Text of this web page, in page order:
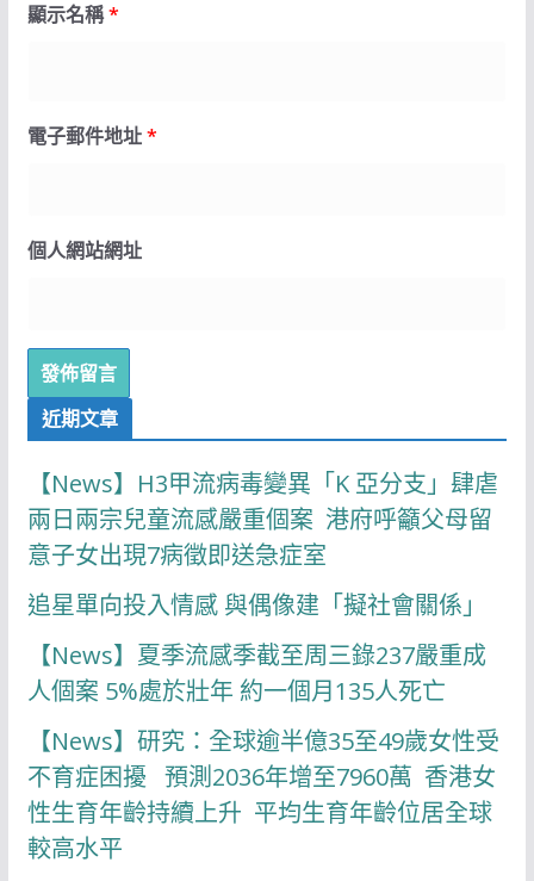
顯示名稱*
電子郵件地址*
個人網站網址
近期文章
【News】H3甲流病毒變異「K 亞分支」肆虐
兩日兩宗兒童流感嚴重個案 港府呼籲父母留
意子女出現7病徵即送急症室
追星單向投入情感 與偶像建「擬社會關係」
【News】夏季流感季截至周三錄237嚴重成
人個案 5%處於壯年 約一個月135人死亡
【News】研究：全球逾半億35至49歲女性受
不育症困擾 預測2036年增至7960萬 香港女
性生育年齡持續上升 平均生育年齡位居全球
較高水平